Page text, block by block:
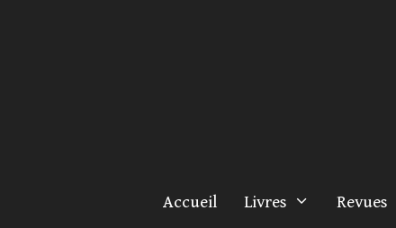
Accueil Livres Revues